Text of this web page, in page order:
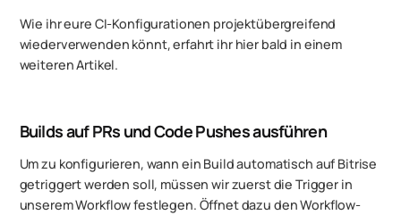
Wie ihr eure CI-Konfigurationen projektübergreifend
wiederverwenden könnt, erfahrt ihr hier bald in einem
weiteren Artikel.
Builds auf PRs und Code Pushes ausführen
Um zu konfigurieren, wann ein Build automatisch auf Bitrise
getriggert werden soll, müssen wir zuerst die Trigger in
unserem Workflow festlegen. Öffnet dazu den Workflow-